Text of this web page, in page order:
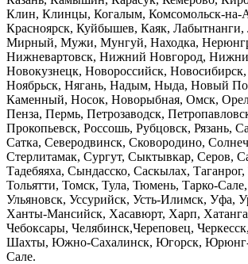
Клин, Клинцы, Когалым, Комсомольск-на-
Красноярск, Куйбышев, Каяк,
Мирный, Мужи, Мунгуй, Находка,
Нижневартовск, Нижний Новгород,
Новокузнецк, Новороссийск,
Ноябрьск, Нягань, Надым, Ныда, Новый
Каменный, Носок, Новорыбная, Омск,
Пенза, Пермь, Петрозаводск,
Прокопьевск, Россошь, Рубцовск, Рязань,
Сатка, Северодвинск, Сковородино,
Стерлитамак, Сургут, Сыктывкар, Серов,
Тадебяяха, Сындасско, Саскылах,
Тольятти, Томск, Тула, Тюмень, Тарко-
Ульяновск, Уссурийск, Усть-Илимск, Уфа,
Ханты-Мансийск, Хасавюрт, Харп,
Чебоксары, Челябинск,Череповец,
Шахты, Южно-Сахалинск, Югорск,
Сале.